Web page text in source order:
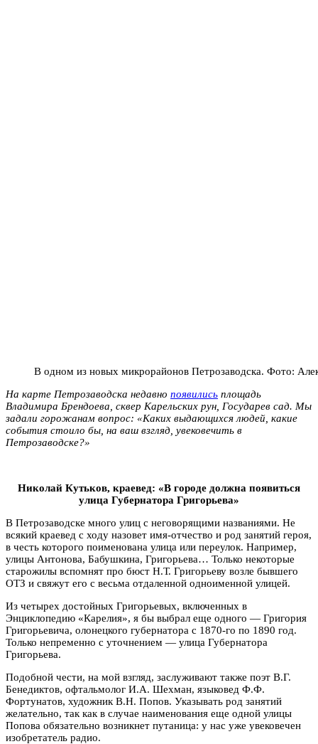
В одном из новых микрорайонов Петрозаводска. Фото:
На карте Петрозаводска недавно появились площадь
Владимира Брендоева, сквер Карельских рун, Государев сад. Мы
задали горожанам вопрос: «Каких выдающихся людей, какие
события стоило бы, на ваш взгляд, увековечить в
Петрозаводске?»
Николай Кутьков, краевед: «В городе должна появиться
улица Губернатора Григорьева»
В Петрозаводске много улиц с неговорящими названиями. Не
всякий краевед с ходу назовет имя-отчество и род занятий героя,
в честь которого поименована улица или переулок. Например,
улицы Антонова, Бабушкина, Григорьева… Только некоторые
старожилы вспомнят про бюст Н.Т. Григорьеву возле бывшего
ОТЗ и свяжут его с весьма отдаленной одноименной улицей.
Из четырех достойных Григорьевых, включенных в
Энциклопедию «Карелия», я бы выбрал еще одного — Григория
Григорьевича, олонецкого губернатора с 1870-го по 1890 год.
Только непременно с уточнением — улица Губернатора
Григорьева.
Подобной чести, на мой взгляд, заслуживают также поэт В.Г.
Бенедиктов, офтальмолог И.А. Шехман, языковед Ф.Ф.
Фортунатов, художник В.Н. Попов. Указывать род занятий
желательно, так как в случае наименования еще одной улицы
Попова обязательно возникнет путаница: у нас уже увековечен
изобретатель радио.